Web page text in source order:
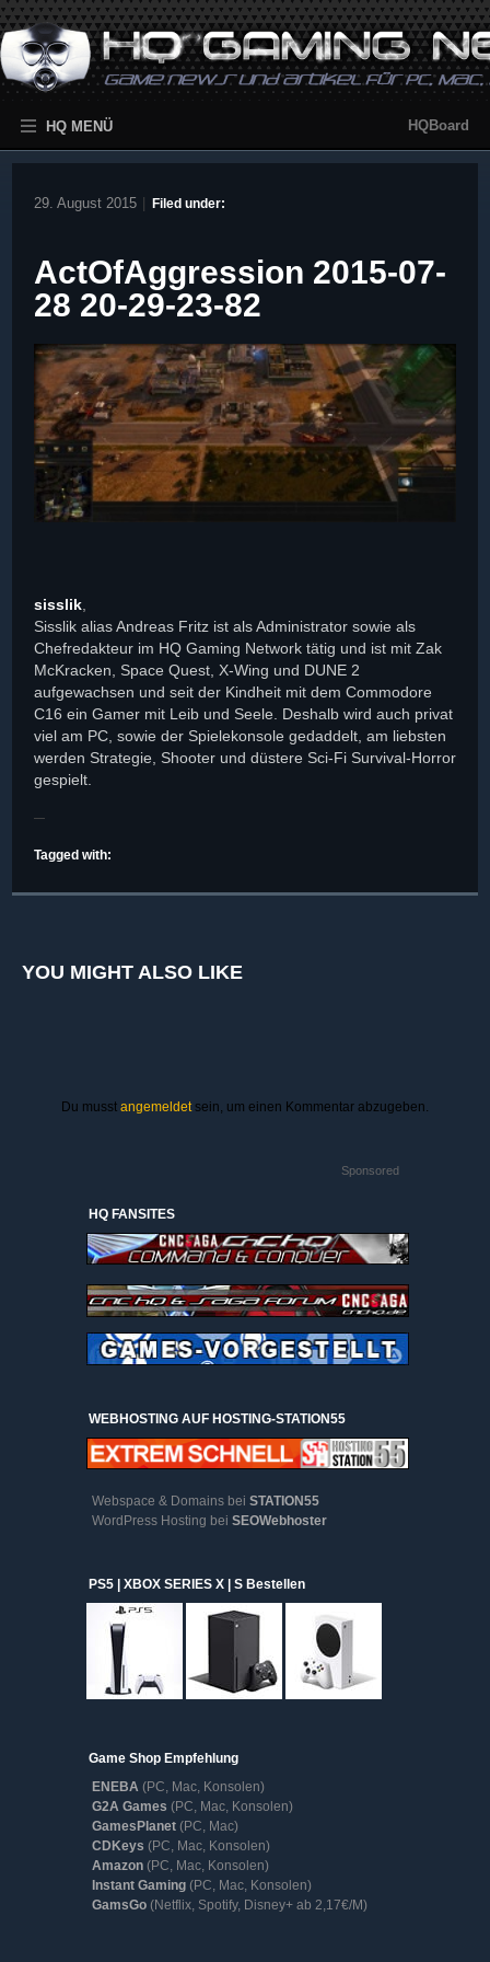
HQ MENÜ HQBoard
29. August 2015 Filed under:
ActOfAggression 2015-07-
28 20-29-23-82
sisslik,
Sisslik alias Andreas Fritz ist als Administrator sowie als
Chefredakteur im HQ Gaming Network tätig und ist mit Zak
McKracken, Space Quest, X-Wing und DUNE 2
aufgewachsen und seit der Kindheit mit dem Commodore
C16 ein Gamer mit Leib und Seele. Deshalb wird auch privat
viel am PC, sowie der Spielekonsole gedaddelt, am liebsten
werden Strategie, Shooter und düstere Sci-Fi Survival-Horror
gespielt.
Tagged with:
YOU MIGHT ALSO LIKE
Du musst angemeldetsein, um einen Kommentar abzugeben.
Sponsored
HQ FANSITES
WEBHOSTING AUF HOSTING-STATION55
Webspace & Domains bei STATION55
WordPress Hosting bei SEOWebhoster
PS5 | XBOX SERIES X | S Bestellen
Game Shop Empfehlung
ENEBA (PC, Mac, Konsolen)
G2A Games (PC, Mac, Konsolen)
GamesPlanet (PC, Mac)
CDKeys (PC, Mac, Konsolen)
Amazon (PC, Mac, Konsolen)
Instant Gaming (PC, Mac, Konsolen)
GamsGo (Netflix, Spotify, Disney+ ab 2,17€/M)